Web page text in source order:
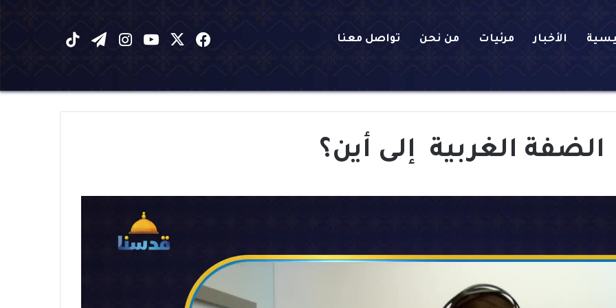
الأخبار مرئيات من نحن تواصل معنا فيسبوك يوتيوبانستقرام
تيلقرام
الضفة الغربية إلى أين؟